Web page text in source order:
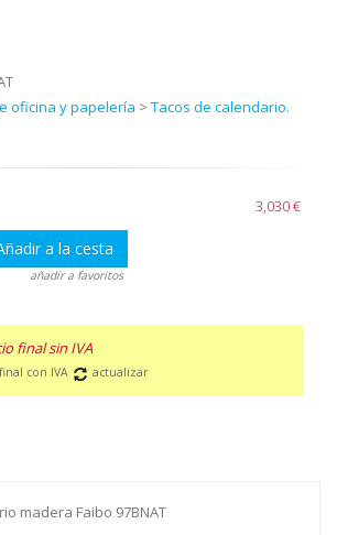
oficina y papelería > Tacos de calendario.
3,030 €
a la cesta
añadir a favoritos
final sin IVA
con IVA actualizar
madera Faibo 97BNAT